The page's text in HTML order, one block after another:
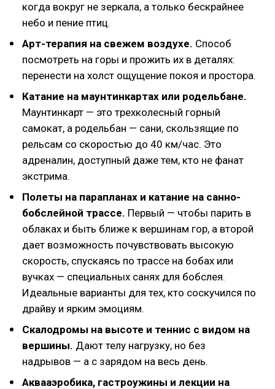
когда вокруг не зеркала, а только бескрайнее
небо и пение птиц.
Арт-терапия на свежем воздухе. Способ
посмотреть на горы и прожить их в деталях:
перенести на холст ощущение покоя и простора.
Катание на маунтинкартах или родельбане.
Маунтинкарт — это трехколесный горный
самокат, а родельбан — сани, скользящие по
рельсам со скоростью до 40 км/час. Это
адреналин, доступный даже тем, кто не фанат
экстрима.
Полеты на парапланах и катание на санно-
бобслейной трассе. Первый — чтобы парить в
облаках и быть ближе к вершинам гор, а второй
дает возможность почувствовать высокую
скорость, спускаясь по трассе на бобах или
вучках — специальных санях для бобслея.
Идеальные варианты для тех, кто соскучился по
драйву и ярким эмоциям.
Скалодромы на высоте и теннис с видом на
вершины. Дают телу нагрузку, но без
надрывов — а с зарядом на весь день.
Аквааэробика, гастроужины и лекции на